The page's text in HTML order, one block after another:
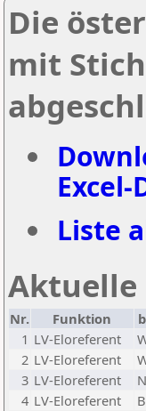
Die
mit
Excel-
Liste
Aktuelle
Nr. Funktion
1 LV-Eloreferent
2 LV-Eloreferent
3 LV-Eloreferent
4 LV-Eloreferent